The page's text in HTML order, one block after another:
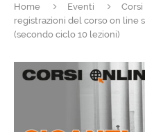
Home Eventi Corsi
registrazioni del corso on line
(secondo ciclo 10 lezioni)